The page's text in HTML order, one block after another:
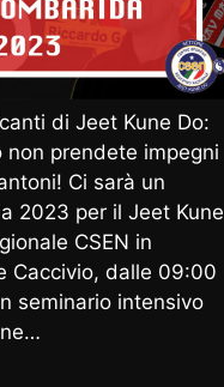
di Jeet Kune Do:
non prendete impegni
Ci sarà un
2023 per il Jeet Kune
CSEN in
Caccivio, dalle 09:00
seminario intensivo